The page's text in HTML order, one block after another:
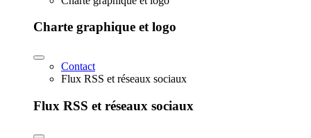
Charte graphique et logo
Contact
Flux RSS et réseaux sociaux
Flux RSS et réseaux sociaux